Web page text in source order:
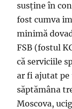
susţine în
fost cumva
minimă
FSB (fostul
că serviciile
ar fi ajutat pe
săptămâna
Moscova,